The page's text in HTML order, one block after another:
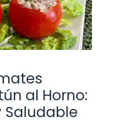
al Horno:
Saludable